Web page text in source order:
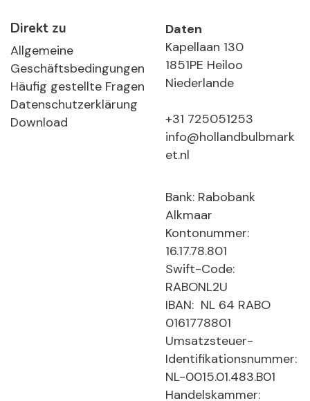
Direkt zu
Allgemeine
Geschäftsbedingungen
Häufig gestellte Fragen
Datenschutzerklärung
Download
Daten
Kapellaan 130
1851PE Heiloo
Niederlande
+31 725051253
info@hollandbulbmark
et.nl
Bank: Rabobank
Alkmaar
Kontonummer:
16.17.78.801
Swift-Code:
RABONL2U
IBAN: NL 64 RABO
0161778801
Umsatzsteuer-
Identifikationsnummer:
NL-0015.01.483.B01
Handelskammer: